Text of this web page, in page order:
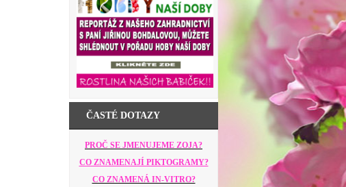
ČASTÉ DOTAZY
PROČ SE JMENUJEME ZOJA?
CO ZNAMENAJÍ PIKTOGRAMY?
CO ZNAMENÁ IN-VITRO?